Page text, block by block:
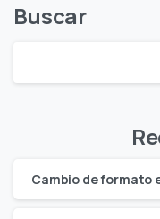
Buscar
Cambio de formato